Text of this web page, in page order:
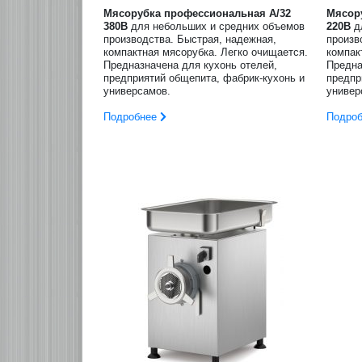
Мясорубка профессиональная A/32
380В для небольших и средних объемов
производства. Быстрая, надежная,
компактная мясорубка. Легко очищается.
Предназначена для кухонь отелей,
предприятий общепита, фабрик-кухонь и
универсамов.
Подробнее
220В